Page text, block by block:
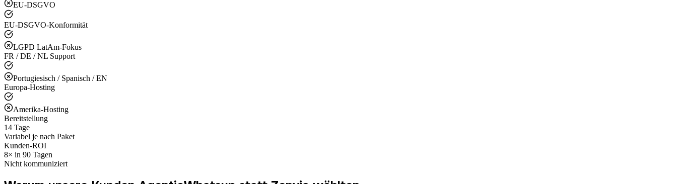
EU-DSGVO
EU-DSGVO-Konformität
LGPD LatAm-Fokus
FR / DE / NL Support
Portugiesisch / Spanisch / EN
Europa-Hosting
Amerika-Hosting
Bereitstellung
14 Tage
Variabel je nach Paket
Kunden-ROI
8× in 90 Tagen
Nicht kommuniziert